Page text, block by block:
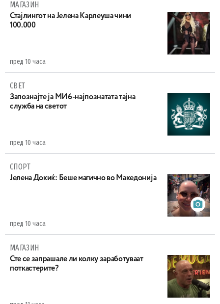
МАГАЗИН
Стајлингот на Јелена Карлеуша чини
100.000
пред 10 часа
СВЕТ
Запознајте ја МИ6-најпознатата тајна
служба на светот
пред 10 часа
СПОРТ
Јелена Докиќ: Беше магично во Македонија
пред 10 часа
МАГАЗИН
Сте се запрашале ли колку заработуваат
поткастерите?